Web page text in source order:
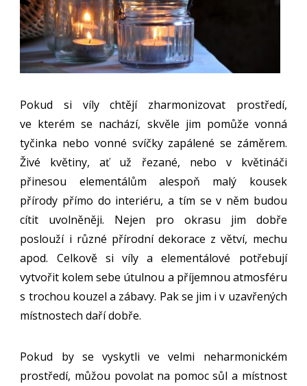
Pokud si víly chtějí zharmonizovat prostředí,
ve kterém se nachází, skvěle jim pomůže vonná
tyčinka nebo vonné svíčky zapálené se záměrem.
Živé květiny, ať už řezané, nebo v květináči
přinesou elementálům alespoň malý kousek
přírody přímo do interiéru, a tím se v něm budou
cítit uvolněněji. Nejen pro okrasu jim dobře
poslouží i různé přírodní dekorace z větví, mechu
apod. Celkově si víly a elementálové potřebují
vytvořit kolem sebe útulnou a příjemnou atmosféru
s trochou kouzel a zábavy. Pak se jim i v uzavřených
místnostech daří dobře.
Pokud by se vyskytli ve velmi neharmonickém
prostředí, můžou povolat na pomoc sůl a místnost